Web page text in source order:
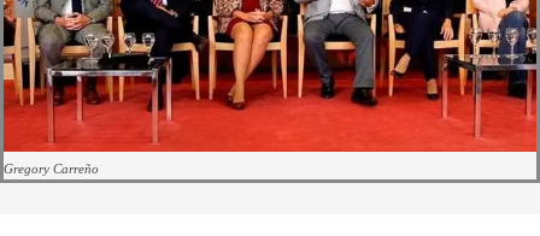
Gregory Carreño